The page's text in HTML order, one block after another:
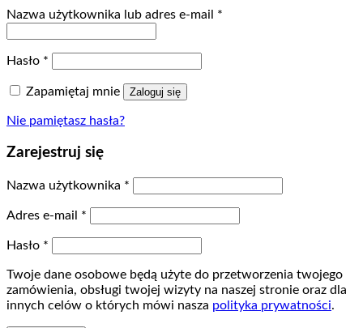
Nazwa użytkownika lub adres e-mail *
Hasło *
Zapamiętaj mnie Zaloguj się
Nie pamiętasz hasła?
Zarejestruj się
Nazwa użytkownika *
Adres e-mail *
Hasło *
Twoje dane osobowe będą użyte do przetworzenia twojego
zamówienia, obsługi twojej wizyty na naszej stronie oraz dla
innych celów o których mówi nasza polityka prywatności.